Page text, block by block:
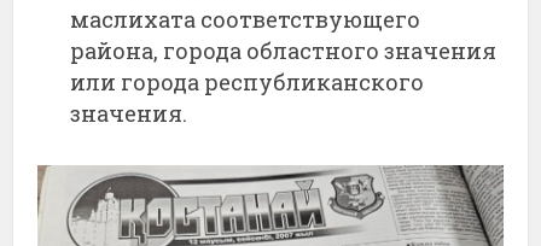
маслихата соответствующего
района, города областного значения
или города республиканского
значения.